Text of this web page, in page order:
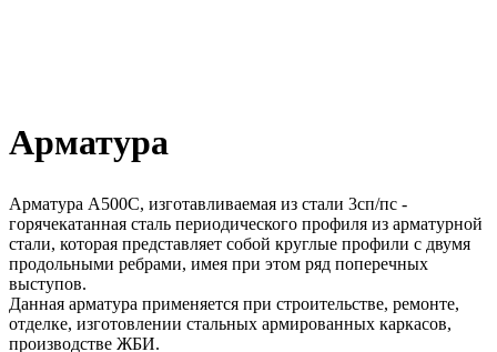
Арматура
Арматура А500С, изготавливаемая из стали 3сп/пс -
горячекатанная сталь периодического профиля из арматурной
стали, которая представляет собой круглые профили с двумя
продольными ребрами, имея при этом ряд поперечных
выступов.
Данная арматура применяется при строительстве, ремонте,
отделке, изготовлении стальных армированных каркасов,
производстве ЖБИ.